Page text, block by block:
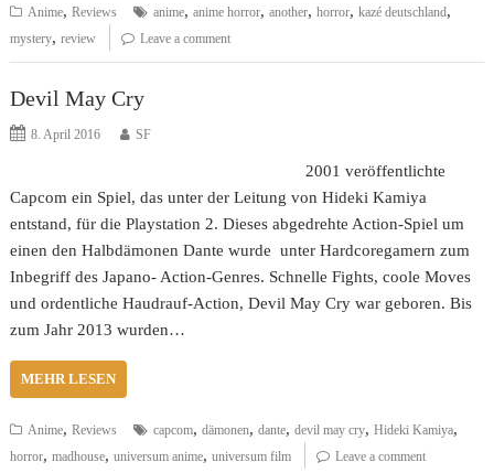
Anime,Reviews anime,anime horror,another,horror,kazé deutschland,
mystery,review Leave a comment
Devil May Cry
8. April 2016 SF
2001 veröffentlichte
Capcom ein Spiel, das unter der Leitung von Hideki Kamiya
entstand, für die Playstation 2. Dieses abgedrehte Action-Spiel um
einen den Halbdämonen Dante wurde unter Hardcoregamern zum
Inbegriff des Japano- Action-Genres. Schnelle Fights, coole Moves
und ordentliche Haudrauf-Action, Devil May Cry war geboren. Bis
zum Jahr 2013 wurden…
MEHR LESEN
Anime,Reviews capcom,dämonen,dante,devil may cry,Hideki Kamiya,
horror,madhouse,universum anime,universum film Leave a comment